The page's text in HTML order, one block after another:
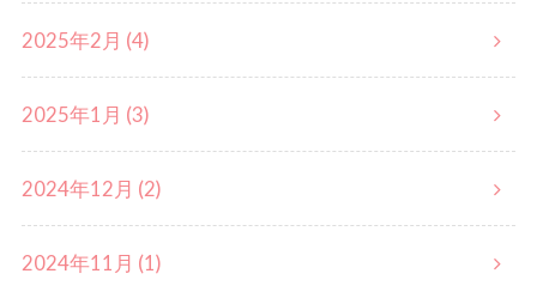
2025年2月 (4)
2025年1月 (3)
2024年12月 (2)
2024年11月 (1)